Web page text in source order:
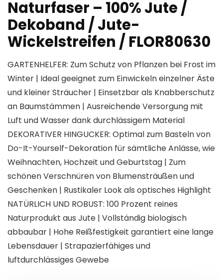
Naturfaser – 100% Jute /
Dekoband / Jute-
Wickelstreifen / FLOR80630
GARTENHELFER: Zum Schutz von Pflanzen bei Frost im
Winter | Ideal geeignet zum Einwickeln einzelner Äste
und kleiner Sträucher | Einsetzbar als Knabberschutz
an Baumstämmen | Ausreichende Versorgung mit
Luft und Wasser dank durchlässigem Material
DEKORATIVER HINGUCKER: Optimal zum Basteln von
Do-It-Yourself-Dekoration für sämtliche Anlässe, wie
Weihnachten, Hochzeit und Geburtstag | Zum
schönen Verschnüren von Blumensträußen und
Geschenken | Rustikaler Look als optisches Highlight
NATÜRLICH UND ROBUST: 100 Prozent reines
Naturprodukt aus Jute | Vollständig biologisch
abbaubar | Hohe Reißfestigkeit garantiert eine lange
Lebensdauer | Strapazierfähiges und
luftdurchlässiges Gewebe